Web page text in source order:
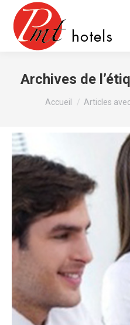
Archives de
Vous êtes ici :
Accueil Articles